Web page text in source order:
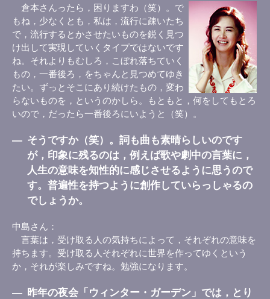
倉本さんったら，困りますわ（笑）。で
もね，少なくとも，私は，流行に疎いたち
で，流行するとかさせたいものを鋭く見つ
け出して実現していくタイプではないです
ね。それよりもむしろ，こぼれ落ちていく
もの，一番後ろ，をちゃんと見つめてゆき
たい。ずっとそこにあり続けたもの，変わ
らないものを，というのかしら。もともと，何をしてもとろ
いので，だったら一番後ろにいようと（笑）。
― そうですか（笑）。詞も曲も素晴らしいのです
が，印象に残るのは，例えば歌や劇中の言葉に，
人生の意味を知性的に感じさせるように思うので
す。普遍性を持つように創作していらっしゃるの
でしょうか。
中島さん
言葉は，受け取る人の気持ちによって，それぞれの意味を
持ちます。受け取る人それぞれに世界を作ってゆくという
か，それが楽しみですね。勉強になります。
― 昨年の夜会「ウィンター・ガーデン」では，とり